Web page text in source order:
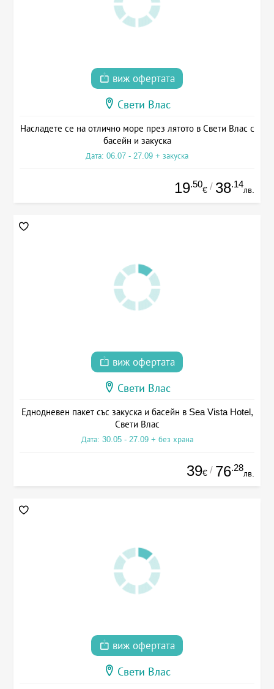
виж офертата
Свети Влас
Насладете се на отлично море през лятото в Свети Влас с
басейн и закуска
Дата: 06.07 - 27.09 + закуска
19.50
€ / 38.14
лв.
виж офертата
Свети Влас
Еднодневен пакет със закуска и басейн в Sea Vista Hotel,
Свети Влас
Дата: 30.05 - 27.09 + без храна
39€ / 76.28
лв.
виж офертата
Свети Влас